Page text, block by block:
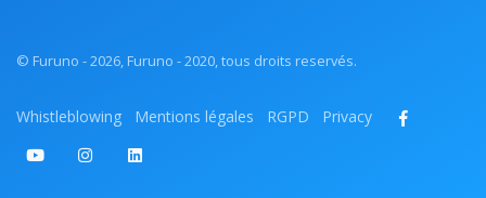
© Furuno - 2026, Furuno - 2020, tous droits reservés.
Whistleblowing Mentions légales RGPD Privacy